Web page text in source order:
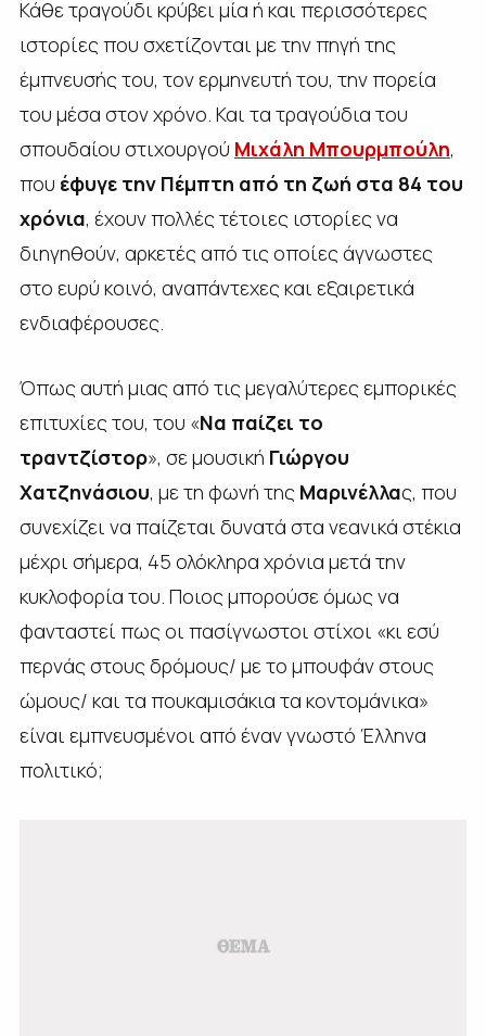
Κάθε τραγούδι κρύβει μία ή και περισσότερες
ιστορίες που σχετίζονται με την πηγή της
έμπνευσής του, τον ερμηνευτή του, την πορεία
του μέσα στον χρόνο. Και τα τραγούδια του
σπουδαίου στιχουργού Μιχάλη Μπουρμπούλη,
που έφυγε την Πέμπτη από τη ζωή στα 84 του
χρόνια, έχουν πολλές τέτοιες ιστορίες να
διηγηθούν, αρκετές από τις οποίες άγνωστες
στο ευρύ κοινό, αναπάντεχες και εξαιρετικά
ενδιαφέρουσες.
Όπως αυτή μιας από τις μεγαλύτερες εμπορικές
επιτυχίες του, του «Να παίζει το
τραντζίστορ», σε μουσική Γιώργου
Χατζηνάσιου, με τη φωνή της Μαρινέλλας, που
συνεχίζει να παίζεται δυνατά στα νεανικά στέκια
μέχρι σήμερα, 45 ολόκληρα χρόνια μετά την
κυκλοφορία του. Ποιος μπορούσε όμως να
φανταστεί πως οι πασίγνωστοι στίχοι «κι εσύ
περνάς στους δρόμους/ με το μπουφάν στους
ώμους/ και τα πουκαμισάκια τα κοντομάνικα»
είναι εμπνευσμένοι από έναν γνωστό Έλληνα
πολιτικό;